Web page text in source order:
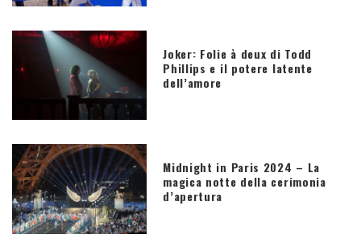
Joker: Folie à deux di Todd
Phillips e il potere latente
dell’amore
Midnight in Paris 2024 – La
magica notte della cerimonia
d’apertura